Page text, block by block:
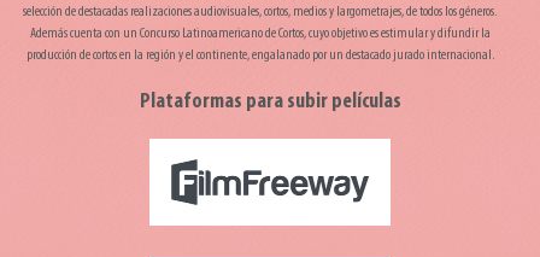
selección de destacadas realizaciones audiovisuales, cortos, medios y largometrajes, de todos los géneros.
Además cuenta con un Concurso Latinoamericano de Cortos, cuyo objetivo es estimular y difundir la
producción de cortos en la región y el continente, engalanado por un destacado jurado internacional.
Plataformas para subir películas